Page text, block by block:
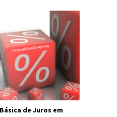
de Juros em